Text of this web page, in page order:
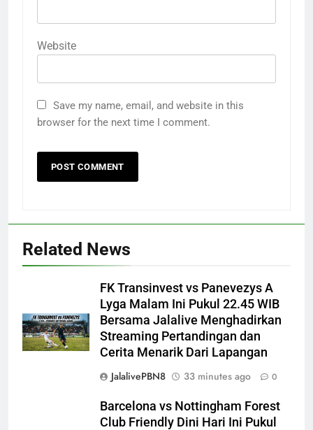
Website
Save my name, email, and website in this
browser for the next time I comment.
Related News
FK Transinvest vs Panevezys A
Lyga Malam Ini Pukul 22.45 WIB
Bersama Jalalive Menghadirkan
Streaming Pertandingan dan
Cerita Menarik Dari Lapangan
JalalivePBN8
33 minutes ago 0
Barcelona vs Nottingham Forest
Club Friendly Dini Hari Ini Pukul